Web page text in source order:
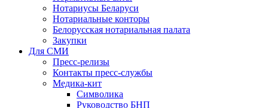
Нотариусы Беларуси
Нотариальные конторы
Белорусская нотариальная палата
Закупки
Для СМИ
Пресс-релизы
Контакты пресс-службы
Медика-кит
Символика
Руководство БНП